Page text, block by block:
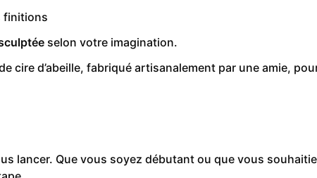
finitions
selon votre imagination.
cire d’abeille, fabriqué artisanalement par une amie,
lancer. Que vous soyez débutant ou que vous